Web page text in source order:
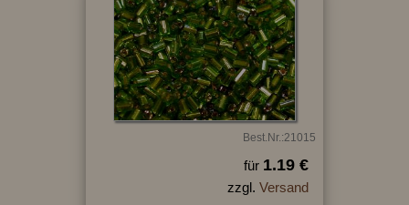
Best.Nr.:21015
für 1.19 €
zzgl. Versand